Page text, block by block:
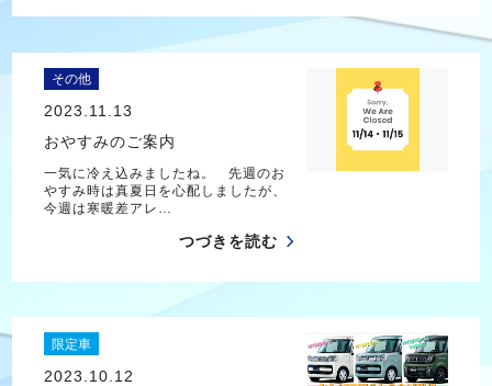
その他
2023.11.13
おやすみのご案内
一気に冷え込みましたね。 先週のお
やすみ時は真夏日を心配しましたが、
今週は寒暖差アレ…
つづきを読む
限定車
2023.10.12